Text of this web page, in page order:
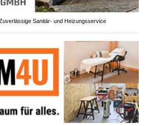
Sanitär- und Heizungsservice